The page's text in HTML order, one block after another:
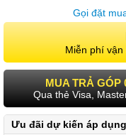
Gọi đặt
Miễn phí vận
MUA TRẢ GÓP
Qua thẻ Visa,
Ưu đãi dự kiến áp dụng